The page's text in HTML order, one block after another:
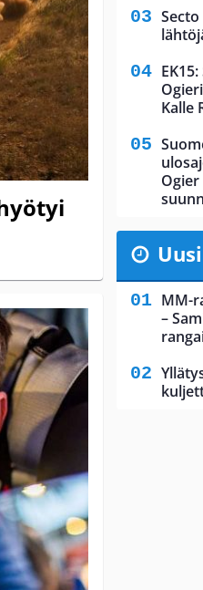
Kalle
MM-
–